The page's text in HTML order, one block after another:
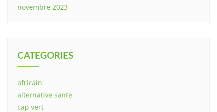
novembre 2023
CATEGORIES
africain
alternative sante
cap vert